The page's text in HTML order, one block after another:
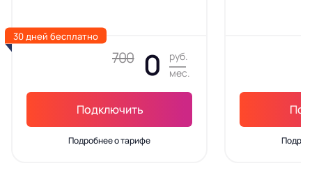
700 0
руб.
мес.
Подключить
Подробнее о тарифе
30 дней бесплатно